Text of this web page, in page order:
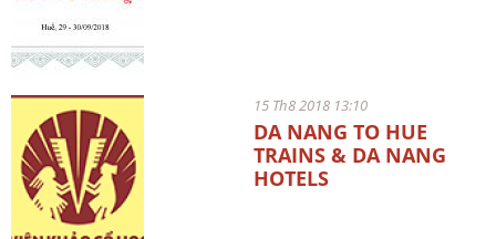
15 Th8 2018 13:10
DA NANG TO HUE
TRAINS & DA NANG
HOTELS